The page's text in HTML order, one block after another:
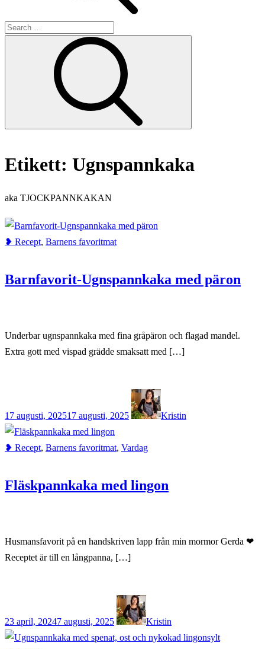
Search
Home
Etikett: Ugnspannkaka
aka TJOCKPANNKAKAN
❥ Recept, Barnens favoritmat
Barnfavorit-Ugnspannkaka med päron
Underbar ugnspannkaka med fina gråpäron och flagad mandel.
Extra gott med vispad grädde smaksatt med […]
17 augusti, 202517 augusti, 2025 Kristin
❥ Recept, Barnens favoritmat, Vardag
Fläskpannkaka med lingon
Husmansfavorit på en handskriven lapp från min mormor Gerda ❤︎
Receptet är till en långpanna, […]
23 april, 20247 augusti, 2025 Kristin